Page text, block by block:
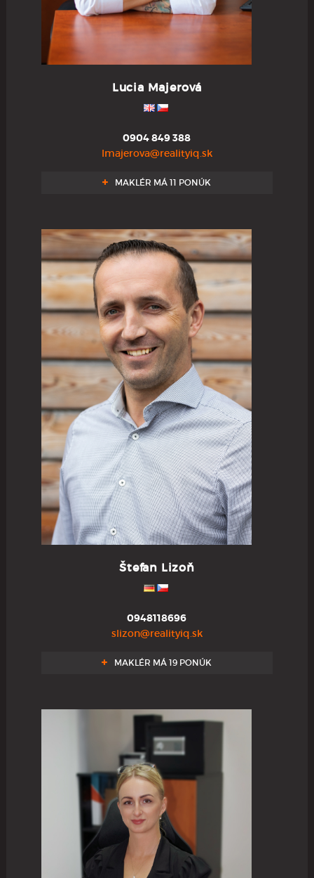
Lucia Majerová
0904 849 388
lmajerova@realityiq.sk
MAKLÉR MÁ 11 PONÚK
Štefan Lizoň
0948118696
slizon@realityiq.sk
MAKLÉR MÁ 19 PONÚK